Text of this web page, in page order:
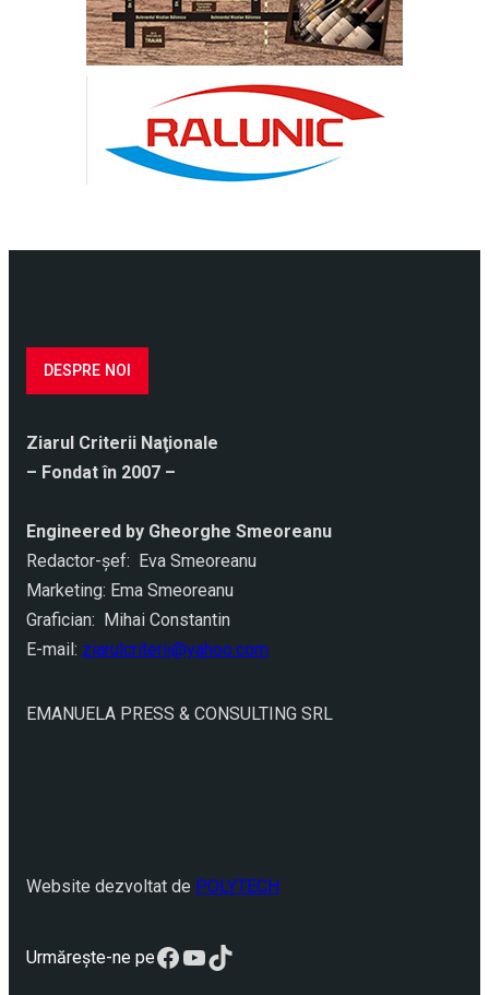
DESPRE NOI
Ziarul Criterii Naţionale
– Fondat în 2007 –
Engineered by Gheorghe Smeoreanu
Redactor-şef: Eva Smeoreanu
Marketing: Ema Smeoreanu
Grafician: Mihai Constantin
E-mail: ziarulcriterii@yahoo.com
EMANUELA PRESS & CONSULTING SRL
Website dezvoltat de POLYTECH
Urmărește-ne peFacebook
YouTube
TikTok